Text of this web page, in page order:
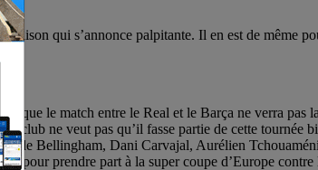
qui s’annonce palpitante. Il en est de même
que le match entre le Real et le Barça ne verra pas
club ne veut pas qu’il fasse partie de cette tournée
Jude Bellingham, Dani Carvajal, Aurélien
pour prendre part à la super coupe d’Europe